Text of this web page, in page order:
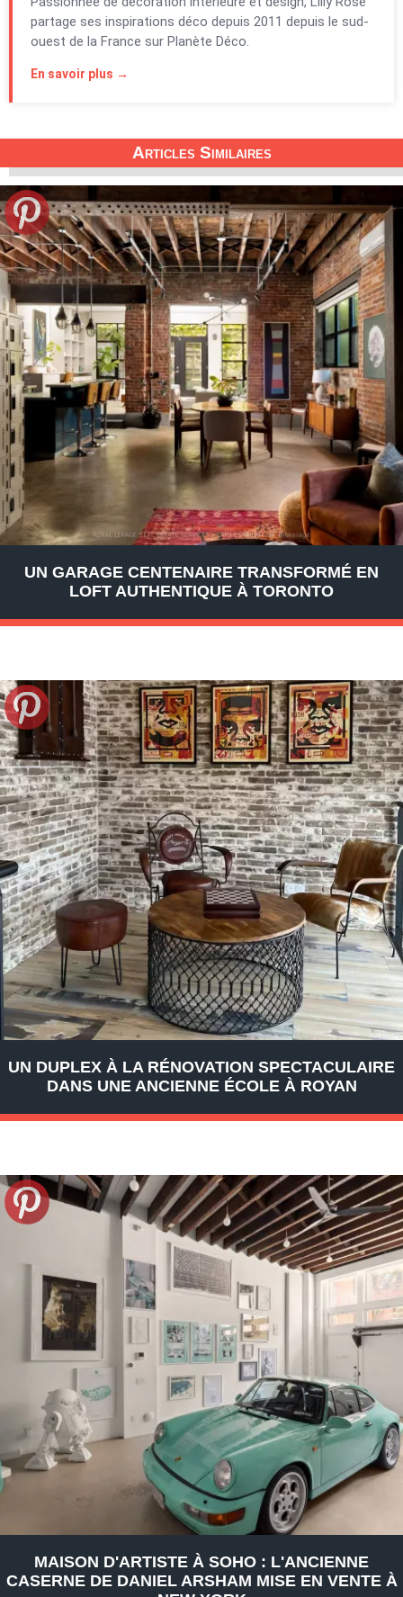
partage ses inspirations déco depuis 2011 depuis le sud-
ouest de la France sur Planète Déco.
En savoir plus →
Articles Similaires
UN GARAGE CENTENAIRE TRANSFORMÉ EN
LOFT AUTHENTIQUE À TORONTO
UN DUPLEX À LA RÉNOVATION SPECTACULAIRE
DANS UNE ANCIENNE ÉCOLE À ROYAN
MAISON D'ARTISTE À SOHO : L'ANCIENNE
CASERNE DE DANIEL ARSHAM MISE EN VENTE À